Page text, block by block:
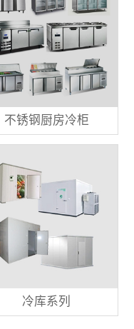
不锈钢厨房冷柜
冷库系列